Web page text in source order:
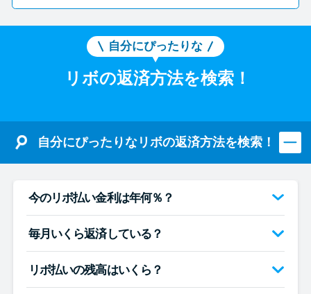
自分にぴったりな
リボの返済方法を検索！
自分にぴったりなリボの返済方法を検索！
今のリボ払い金利は年何％？
毎月いくら返済している？
リボ払いの残高はいくら？